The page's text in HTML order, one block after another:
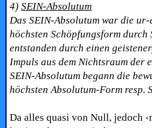
4)SEIN-Absolutum
Das SEIN-Absolutum war die
höchsten Schöpfungsform durch
entstanden durch einen
Impuls aus dem Nichtsraum der
SEIN-Absolutum begann die
höchsten Absolutum-Form resp.
Da alles quasi von Null, jedoch